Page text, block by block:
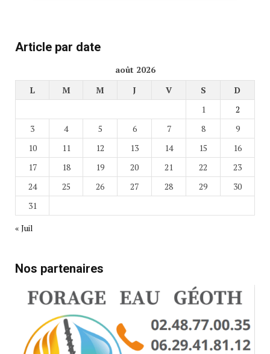
Article par date
août 2026
L
M M J V S
D
1
2
3
4 5 6 7 8
9
10
11 12 13 14 15
16
17
18 19 20 21 22
23
24
25 26 27 28 29
30
31
« Juil
Nos partenaires